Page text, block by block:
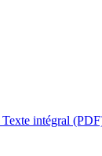
Texte intégral